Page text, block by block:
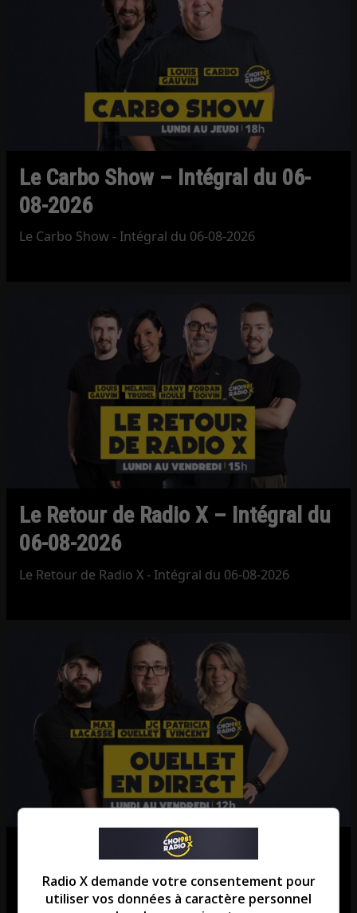
Le Carbo Show – Intégral du 06-
08-2026
Le Carbo Show - Intégral du 06-08-2026
Le Retour de Radio X – Intégral du
06-08-2026
Le Retour de Radio X - Intégral du 06-08-2026
Ouellet en direct – Intégral du 06-
08-2026
Radio X demande votre consentement pour
utiliser vos données à caractère personnel